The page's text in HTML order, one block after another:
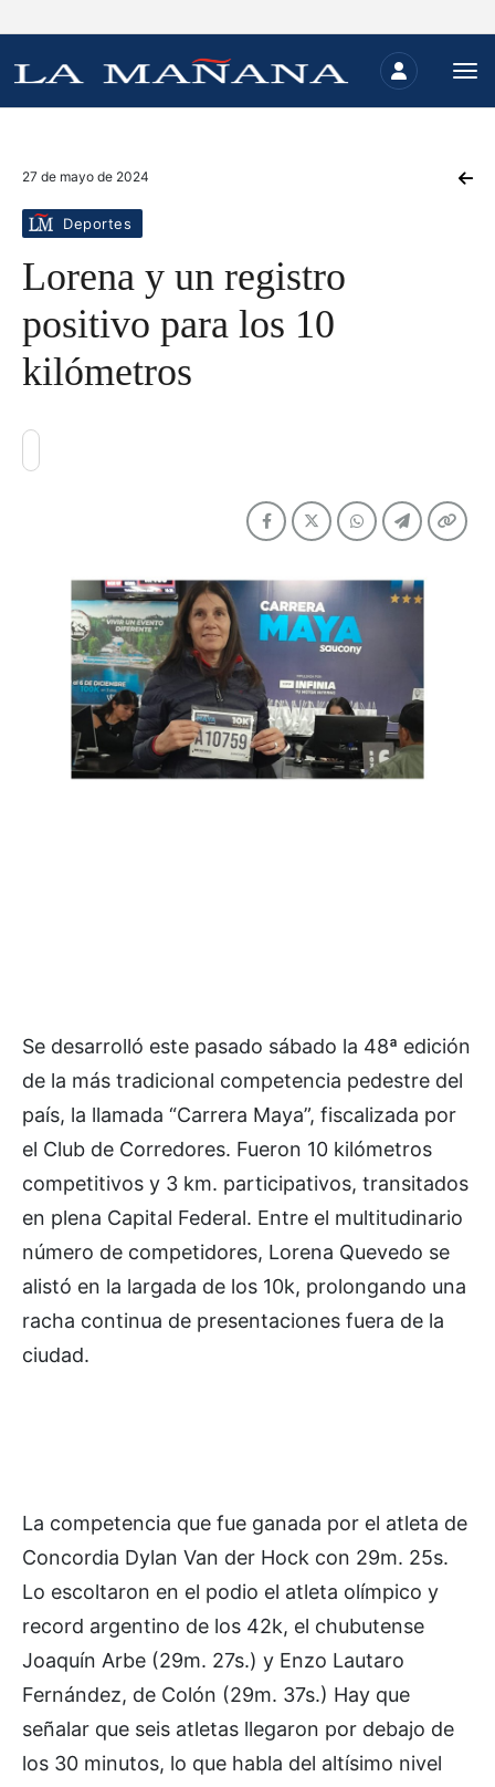
27 de mayo de 2024
Deportes
Lorena y un registro
positivo para los 10
kilómetros
Se desarrolló este pasado sábado la 48ª edición
de la más tradicional competencia pedestre del
país, la llamada “Carrera Maya”, fiscalizada por
el Club de Corredores. Fueron 10 kilómetros
competitivos y 3 km. participativos, transitados
en plena Capital Federal. Entre el multitudinario
número de competidores, Lorena Quevedo se
alistó en la largada de los 10k, prolongando una
racha continua de presentaciones fuera de la
ciudad.
La competencia que fue ganada por el atleta de
Concordia Dylan Van der Hock con 29m. 25s.
Lo escoltaron en el podio el atleta olímpico y
record argentino de los 42k, el chubutense
Joaquín Arbe (29m. 27s.) y Enzo Lautaro
Fernández, de Colón (29m. 37s.) Hay que
señalar que seis atletas llegaron por debajo de
los 30 minutos, lo que habla del altísimo nivel